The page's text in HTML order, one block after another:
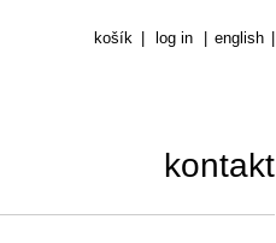
košík log in english
kontakt